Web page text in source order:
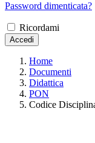
Password dimenticata?
Ricordami
Accedi
Home
Documenti
Didattica
PON
Codice